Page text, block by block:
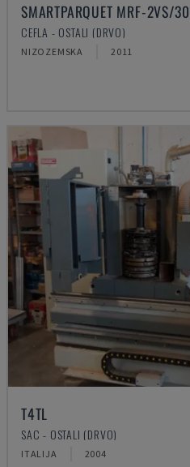
SMARTPARQUET MRF-2VS/
CEFLA - OSTALI (DRVO)
NIZOZEMSKA 2011
T4TL
SAC - OSTALI (DRVO)
ITALIJA 2004